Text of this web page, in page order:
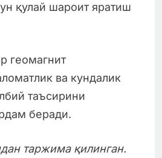
қулай шароит яратиш
геомагнит
ва кундалик
таъсирини
беради.
таржима қилинган.